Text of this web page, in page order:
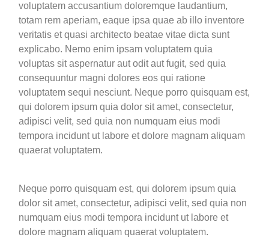
voluptatem accusantium doloremque laudantium,
totam rem aperiam, eaque ipsa quae ab illo inventore
veritatis et quasi architecto beatae vitae dicta sunt
explicabo. Nemo enim ipsam voluptatem quia
voluptas sit aspernatur aut odit aut fugit, sed quia
consequuntur magni dolores eos qui ratione
voluptatem sequi nesciunt. Neque porro quisquam est,
qui dolorem ipsum quia dolor sit amet, consectetur,
adipisci velit, sed quia non numquam eius modi
tempora incidunt ut labore et dolore magnam aliquam
quaerat voluptatem.
Neque porro quisquam est, qui dolorem ipsum quia
dolor sit amet, consectetur, adipisci velit, sed quia non
numquam eius modi tempora incidunt ut labore et
dolore magnam aliquam quaerat voluptatem.